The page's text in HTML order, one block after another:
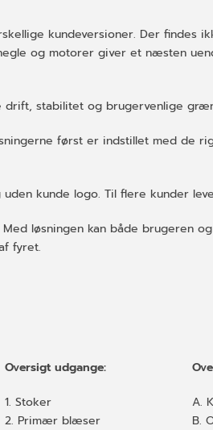
kundeversioner. Der findes
og motorer giver et næsten
stabilitet og brugervenlige
først er indstillet med de
kunde logo. Til flere kunder
løsningen kan både brugeren
fyret.
Oversigt udgange:
1. Stoker
2. Primær blæser
A.
B.